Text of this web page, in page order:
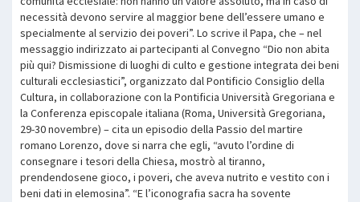
necessità devono servire al maggior bene dell’essere umano e
specialmente al servizio dei poveri”. Lo scrive il Papa, che – nel
messaggio indirizzato ai partecipanti al Convegno “Dio non abita
più qui? Dismissione di luoghi di culto e gestione integrata dei beni
culturali ecclesiastici”, organizzato dal Pontificio Consiglio della
Cultura, in collaborazione con la Pontificia Università Gregoriana e
la Conferenza episcopale italiana (Roma, Università Gregoriana,
29-30 novembre) – cita un episodio della Passio del martire
romano Lorenzo, dove si narra che egli, “avuto l’ordine di
consegnare i tesori della Chiesa, mostrò al tiranno,
prendendosene gioco, i poveri, che aveva nutrito e vestito con i
beni dati in elemosina”. “E l’iconografia sacra ha sovente